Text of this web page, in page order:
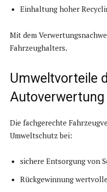
Einhaltung hoher
Mit dem
Fahrzeughalters.
Umweltvorteile
Autoverwertung
Die fachgerechte
Umweltschutz bei:
sichere Entsorgung von
Rückgewinnung